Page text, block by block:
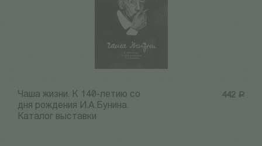
442 Р
Чаша жизни. К 140-летию со
дня рождения И.А.Бунина.
Каталог выставки